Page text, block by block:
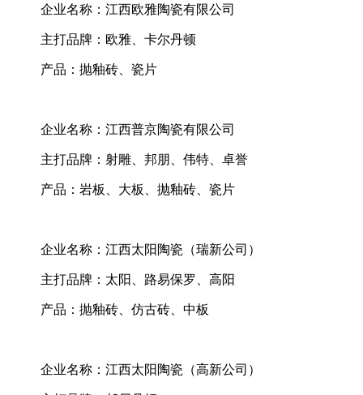
企业名称：江西欧雅陶瓷有限公司
主打品牌：欧雅、卡尔丹顿
产品：抛釉砖、瓷片
企业名称：江西普京陶瓷有限公司
主打品牌：射雕、邦朋、伟特、卓誉
产品：岩板、大板、抛釉砖、瓷片
企业名称：江西太阳陶瓷（瑞新公司）
主打品牌：太阳、路易保罗、高阳
产品：抛釉砖、仿古砖、中板
企业名称：江西太阳陶瓷（高新公司）